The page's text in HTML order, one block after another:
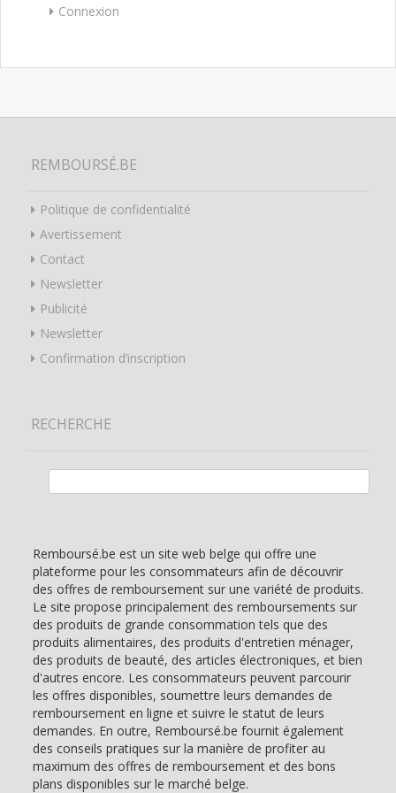
Connexion
REMBOURSÉ.BE
Politique de confidentialité
Avertissement
Contact
Newsletter
Publicité
Newsletter
Confirmation d’inscription
RECHERCHE
Remboursé.be est un site web belge qui offre une
plateforme pour les consommateurs afin de découvrir
des offres de remboursement sur une variété de produits.
Le site propose principalement des remboursements sur
des produits de grande consommation tels que des
produits alimentaires, des produits d'entretien ménager,
des produits de beauté, des articles électroniques, et bien
d'autres encore. Les consommateurs peuvent parcourir
les offres disponibles, soumettre leurs demandes de
remboursement en ligne et suivre le statut de leurs
demandes. En outre, Remboursé.be fournit également
des conseils pratiques sur la manière de profiter au
maximum des offres de remboursement et des bons
plans disponibles sur le marché belge.